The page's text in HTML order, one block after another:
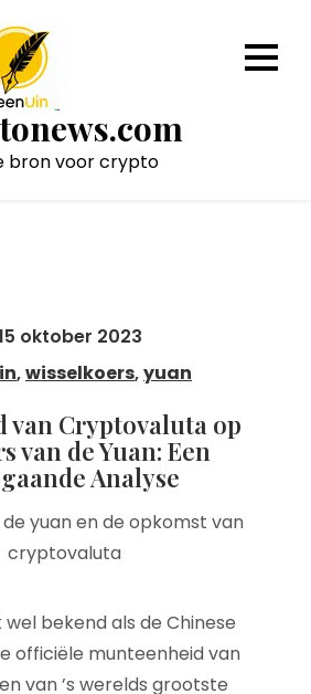
bron voor crypto
oktober 2023
,wisselkoers,yuan
van Cryptovaluta op
van de Yuan: Een
Analyse
yuan en de opkomst van
cryptovaluta
wel bekend als de Chinese
officiële munteenheid van
van ’s werelds grootste